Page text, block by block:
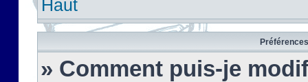
Haut
» Comment puis-je